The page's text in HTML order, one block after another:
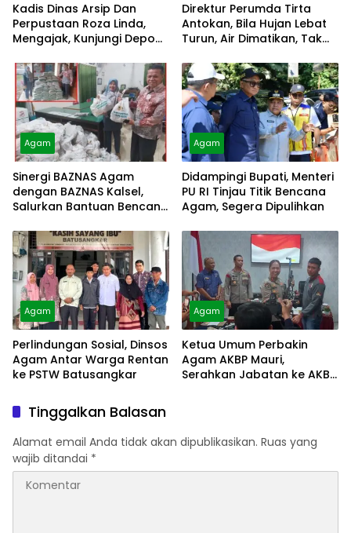
Kadis Dinas Arsip Dan
Perpustaan Roza Linda,
Mengajak, Kunjungi Depo
Direktur Perumda Tirta
Antokan, Bila Hujan Lebat
Turun, Air Dimatikan, Tak
Agam
Sinergi BAZNAS Agam
dengan BAZNAS Kalsel,
Salurkan Bantuan Bencana
Agam
Didampingi Bupati, Menteri
PU RI Tinjau Titik Bencana
Agam, Segera Dipulihkan
Agam
Perlindungan Sosial, Dinsos
Agam Antar Warga Rentan
ke PSTW Batusangkar
Agam
Ketua Umum Perbakin
Agam AKBP Mauri,
Serahkan Jabatan ke AKBP
Tinggalkan Balasan
Alamat email Anda tidak akan dipublikasikan. Ruas yang
wajib ditandai *